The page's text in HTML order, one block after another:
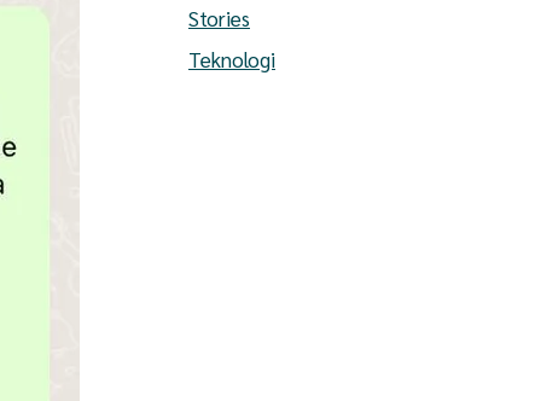
Stories
Teknologi